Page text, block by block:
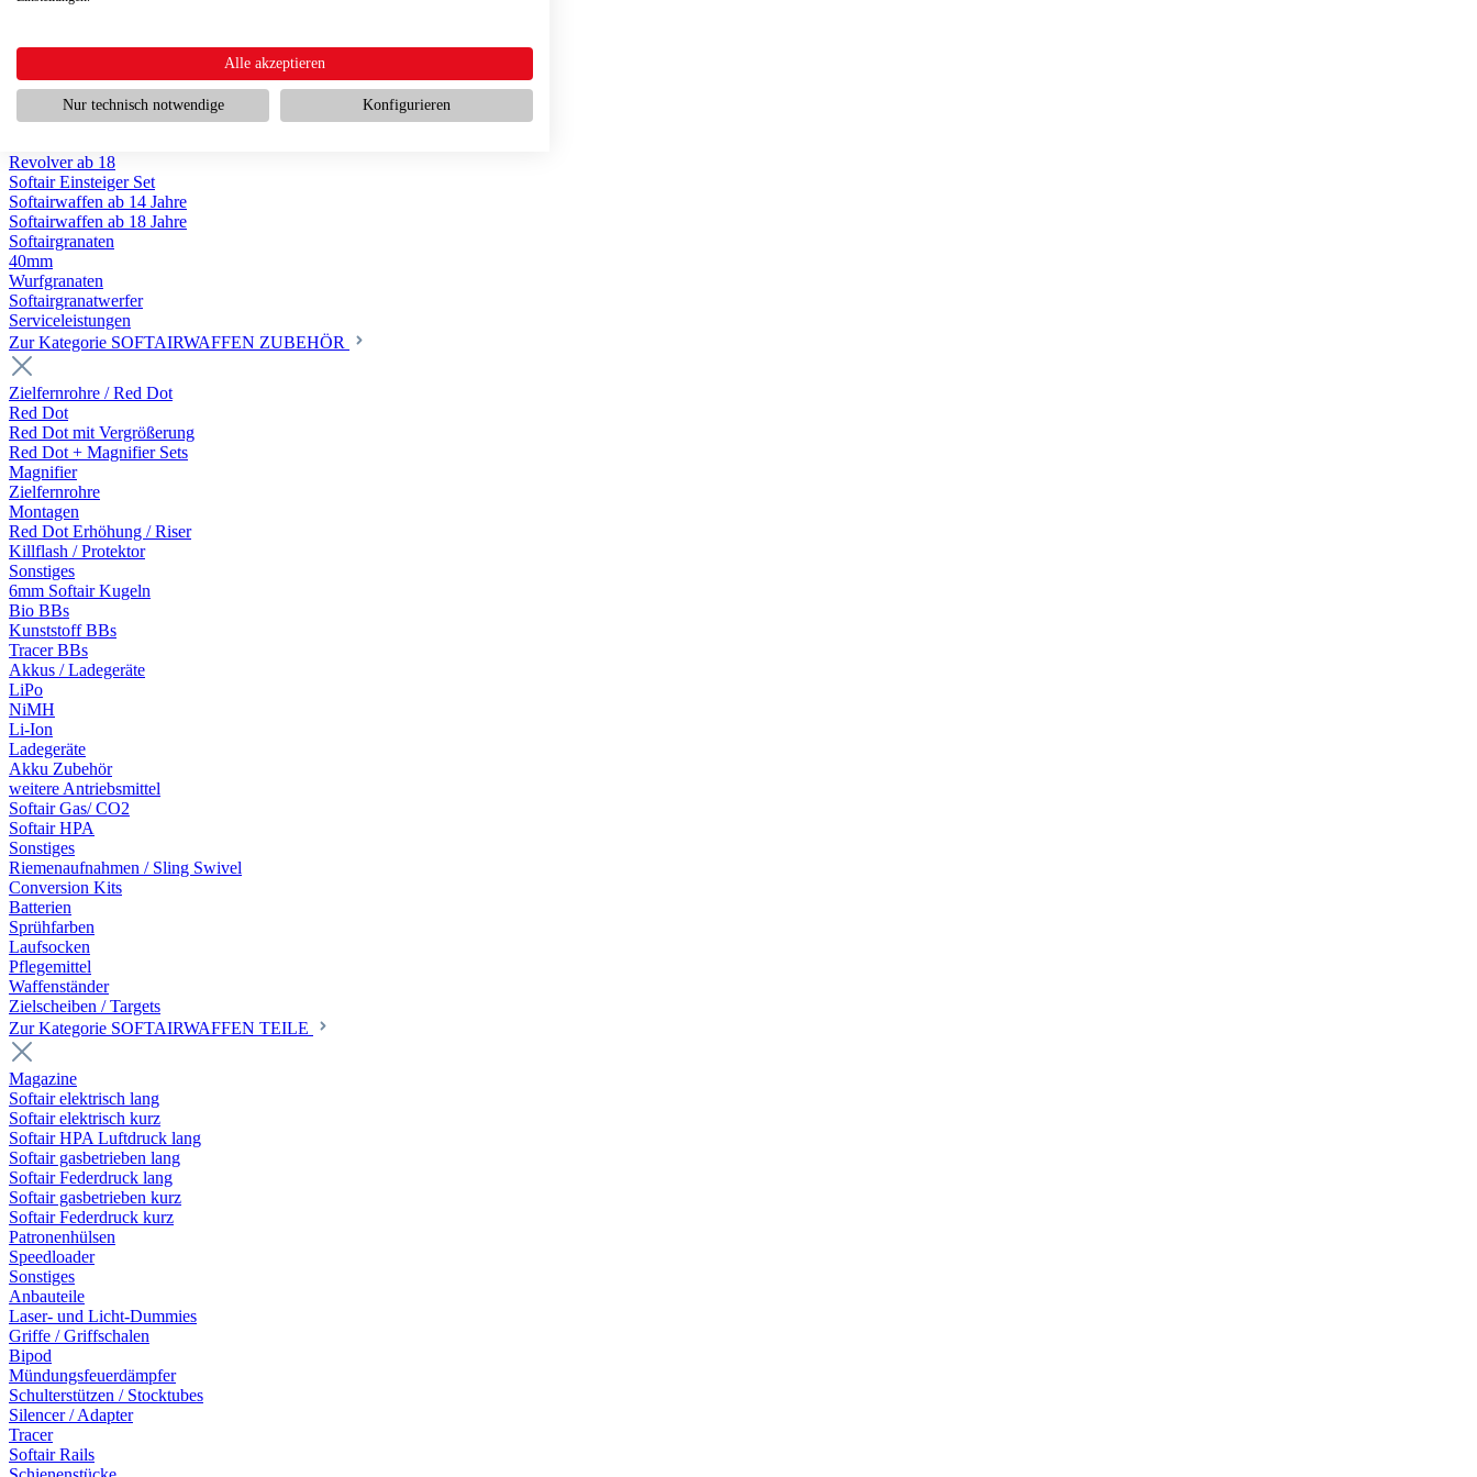
Scharfschützengewehr ab 18
Softair Pistolen
Softair Pistolen elektrisch ab 14
Softair Pistolen Federdruck ab 14
Softair Pistolen HPA Luftdruck ab 18
Revolver ab 18
Softair Einsteiger Set
Softairwaffen ab 14 Jahre
Softairwaffen ab 18 Jahre
Softairgranaten
40mm
Wurfgranaten
Softairgranatwerfer
Serviceleistungen
Zur Kategorie SOFTAIRWAFFEN ZUBEHÖR
Zielfernrohre / Red Dot
Red Dot
Red Dot mit Vergrößerung
Red Dot + Magnifier Sets
Magnifier
Zielfernrohre
Montagen
Red Dot Erhöhung / Riser
Killflash / Protektor
Sonstiges
6mm Softair Kugeln
Bio BBs
Kunststoff BBs
Tracer BBs
Akkus / Ladegeräte
LiPo
NiMH
Li-Ion
Ladegeräte
Akku Zubehör
weitere Antriebsmittel
Softair Gas/ CO2
Softair HPA
Sonstiges
Riemenaufnahmen / Sling Swivel
Conversion Kits
Batterien
Sprühfarben
Laufsocken
Pflegemittel
Waffenständer
Zielscheiben / Targets
Zur Kategorie SOFTAIRWAFFEN TEILE
Magazine
Softair elektrisch lang
Softair elektrisch kurz
Softair HPA Luftdruck lang
Softair gasbetrieben lang
Softair Federdruck lang
Softair gasbetrieben kurz
Softair Federdruck kurz
Patronenhülsen
Speedloader
Sonstiges
Anbauteile
Laser- und Licht-Dummies
Griffe / Griffschalen
Bipod
Mündungsfeuerdämpfer
Schulterstützen / Stocktubes
Silencer / Adapter
Tracer
Softair Rails
Alle akzeptieren
Nur technisch notwendige Konfigurieren